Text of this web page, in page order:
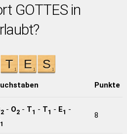
GOTTES in
Punkte
2- O2- T1 - T1 - E1 -
1
8